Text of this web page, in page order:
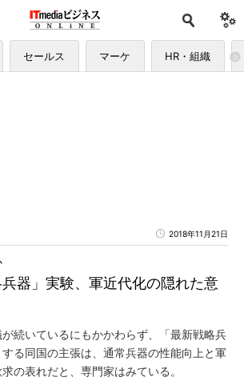
セールス マーケ HR・組織
2018年11月21日
器」実験、軍近代化の隠れた意
続いているにもかかわらず、「最新戦略兵
る同国の主張は、通常兵器の性能向上と軍
の表れだと、専門家はみている。